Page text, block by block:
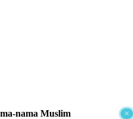
×
nama Muslim